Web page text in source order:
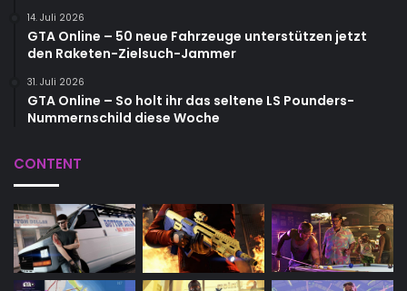
14. Juli 2026
GTA Online – 50 neue Fahrzeuge unterstützen jetzt
den Raketen-Zielsuch-Jammer
31. Juli 2026
GTA Online – So holt ihr das seltene LS Pounders-
Nummernschild diese Woche
CONTENT